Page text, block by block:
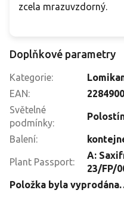
zcela mrazuvzdorný.
Doplňkové parametry
Kategorie:
EAN:
Světelné
podmínky:
Balení:
Plant Passport:
A:
23/FP/
Položka byla